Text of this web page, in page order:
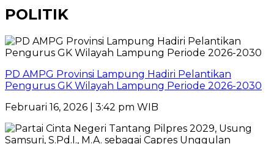
POLITIK
PD AMPG Provinsi Lampung Hadiri Pelantikan
Pengurus GK Wilayah Lampung Periode 2026-2030
Februari 16, 2026 | 3:42 pm WIB